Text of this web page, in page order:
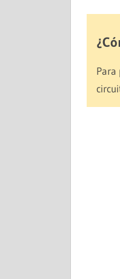
Para